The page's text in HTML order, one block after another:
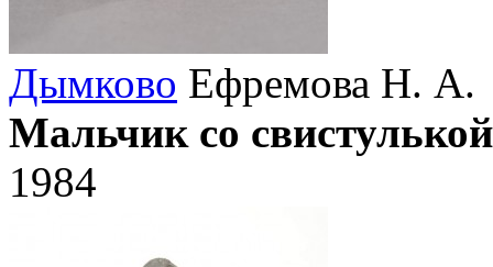
Дымково Ефремова Н. А.
Мальчик со свистулькой
1984